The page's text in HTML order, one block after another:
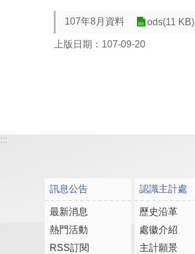
107年8月資料 ods(11 KB)
上版日期：107-09-20
:::
訊息公告
最新消息
熱門活動
RSS訂閱
認識主計處
歷史沿革
處徽介紹
主計願景